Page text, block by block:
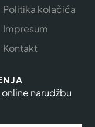
Politika kolačića
Impresum
Kontakt
narudžbu